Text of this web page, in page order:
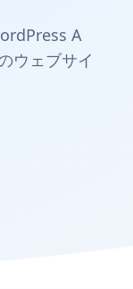
A
ウェブサイ